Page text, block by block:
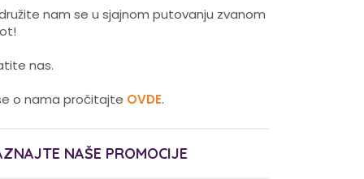
nam se u sjajnom putovanju zvanom
nas.
o nama pročitajte OVDE.
NAŠE PROMOCIJE